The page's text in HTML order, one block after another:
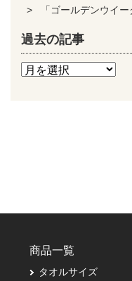
「ゴールデンウイ
過去の記事
商品一覧
タオルサイズ